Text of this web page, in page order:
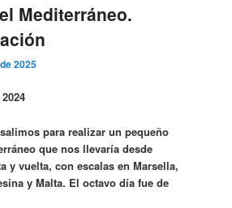
Mediterráneo.
2025
para realizar un pequeño
que nos llevaría desde
y vuelta, con escalas en Marsella,
y Malta. El octavo día fue de